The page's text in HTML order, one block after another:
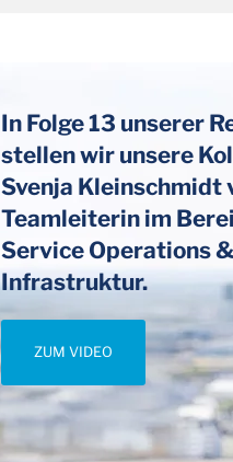
In Folge 13 unserer
stellen wir unsere
Svenja Kleinschmidt
Teamleiterin im
Service Operations &
Infrastruktur.
ZUM VIDEO